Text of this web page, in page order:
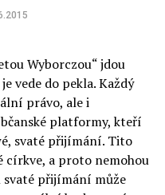
Wyborczou“ jdou
vede do pekla. Každý
právo, ale i
platformy, kteří
svaté přijímání. Tito
církve, a proto nemohou
přijímání může